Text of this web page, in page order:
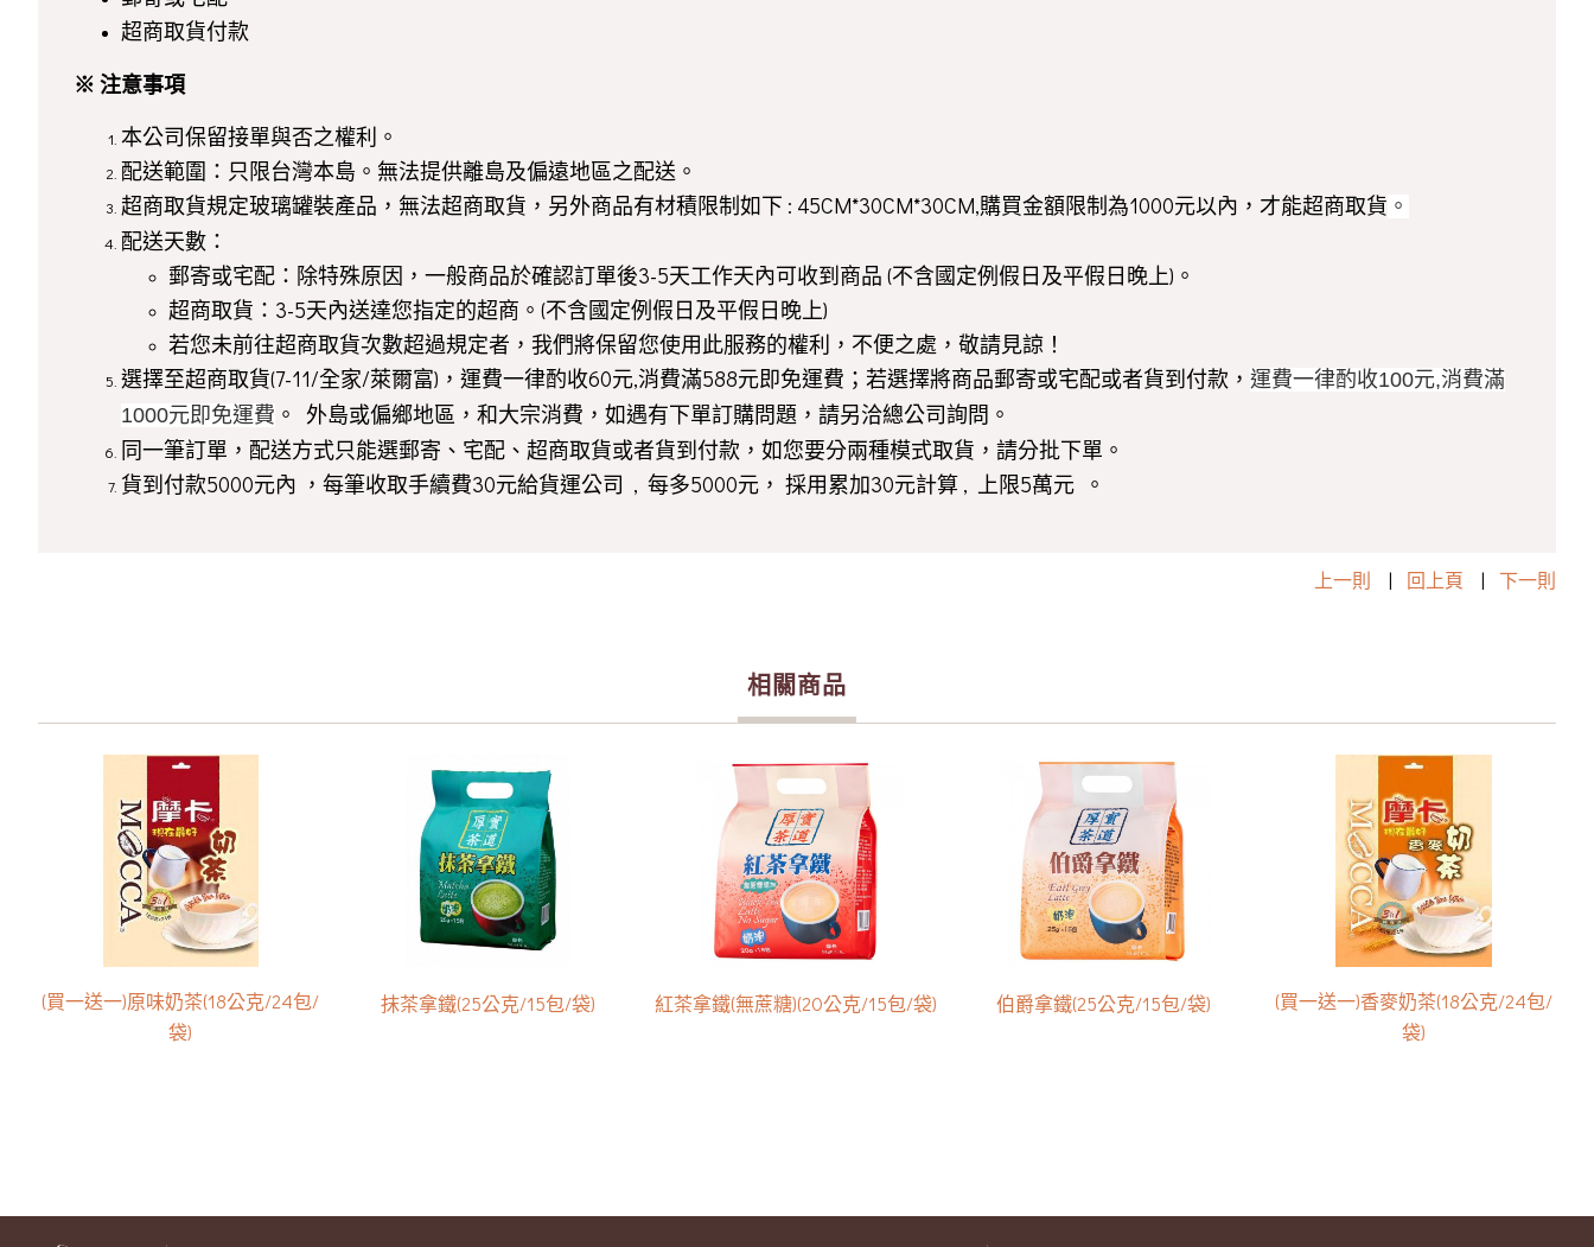
超商取貨付款
※ 注意事項
本公司保留接單與否之權利。
配送範圍：只限台灣本島。無法提供離島及偏遠地區之配送。
超商取貨規定玻璃罐裝產品，無法超商取貨，另外商品有材積限制如下 : 45CM*30CM*30CM,購買金額限制為1000元以內，才能超商取貨 。
配送天數：
郵寄或宅配：除特殊原因，一般商品於確認訂單後3-5天工作天內可收到商品 (不含國定例假日及平假日晚上)。
超商取貨：3-5天內送達您指定的超商。(不含國定例假日及平假日晚上)
若您未前往超商取貨次數超過規定者，我們將保留您使用此服務的權利，不便之處，敬請見諒！
選擇至超商取貨(7-11/全家/萊爾富)，運費一律酌收60元,消費滿588元即免運費；若選擇將商品郵寄或宅配或者貨到付款， 運費一律酌收100元,消費滿
1000元即免運費 。 外島或偏鄉地區，和大宗消費，如遇有下單訂購問題，請另洽總公司詢問。
同一筆訂單，配送方式只能選郵寄、宅配、超商取貨或者貨到付款，如您要分兩種模式取貨，請分批下單。
貨到付款5000元內 ，每筆收取手續費30元給貨運公司 , 每多5000元， 採用累加30元計算 , 上限5萬元 。
上一則 | 回上頁 | 下一則
相關商品
(買一送一)原味奶茶(18公克/24包/
袋)
抹茶拿鐵(25公克/15包/袋) 紅茶拿鐵(無蔗糖)(20公克/15包/袋) 伯爵拿鐵(25公克/15包/袋)
(買一送一)香麥奶茶(18公克/24包/
袋)